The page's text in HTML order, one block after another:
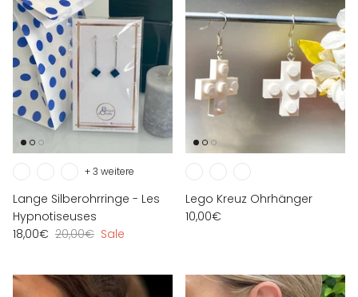
Lange Silberohrringe - Les
Hypnotiseuses
18,00€ 20,00€ Sale
+ 3 weitere
Lego Kreuz Ohrhänger
10,00€